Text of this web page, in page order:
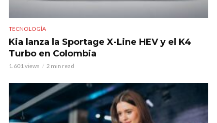
TECNOLOGÍA
Kia lanza la Sportage X-Line HEV y el K4
Turbo en Colombia
1.601 views 2 min read